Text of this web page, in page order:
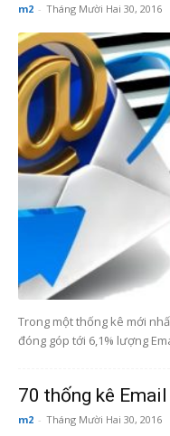
m2 - Tháng Mười Hai 30, 2016
Trong một thống kê mới
đóng góp tới 6,1% lượng
70 thống kê
m2 - Tháng Mười Hai 30, 2016